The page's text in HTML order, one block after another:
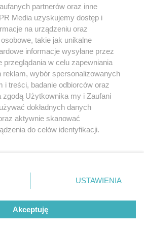
w serwisie nie może być powielany i
rozpowszechniany w jakikolwiek sposób
lub mechaniczny) na jakimkolwiek polu
formie, włącznie z umieszczaniem w
właściciela praw. Jakiekolwiek użycie
w całości lub w części z naruszeniem
zgody, jest zabronione pod groźbą kary i
O nas
partnerów oraz inne
Media uzyskujemy dostęp i
na urządzeniu oraz
takie jak unikalne
informacje wysyłane przez
przeglądania w celu zapewniania
reklam, wybór spersonalizowanych
i treści, badanie odbiorców oraz
zgodą Użytkownika my i Zaufani
dokładnych danych
aktywnie skanować
do celów identyfikacji.
przycisk ustawień prywatności
dolnym rogu strony
danych nie wymagają zgody
prawo sprzeciwić się takiemu
będą miały zastosowanie tylko
USTAWIENIA
Akceptuję